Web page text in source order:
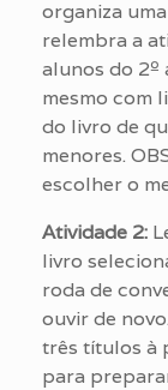
organiza
relembra a
alunos do 2º
mesmo com
do livro de
menores.
escolher o
Atividade 2:
livro
roda de
ouvir de
três títulos à
para